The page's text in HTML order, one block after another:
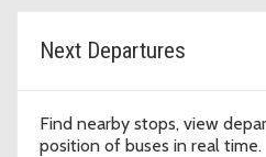
Next Departures
Find nearby stops, view
position of buses in real time.